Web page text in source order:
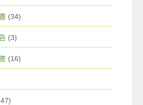
(34)
(3)
(16)